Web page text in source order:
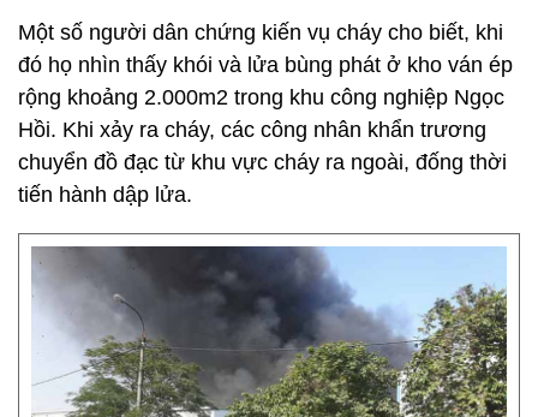
Một số người dân chứng kiến vụ cháy cho biết, khi
đó họ nhìn thấy khói và lửa bùng phát ở kho ván ép
rộng khoảng 2.000m2 trong khu công nghiệp Ngọc
Hồi. Khi xảy ra cháy, các công nhân khẩn trương
chuyển đồ đạc từ khu vực cháy ra ngoài, đống thời
tiến hành dập lửa.